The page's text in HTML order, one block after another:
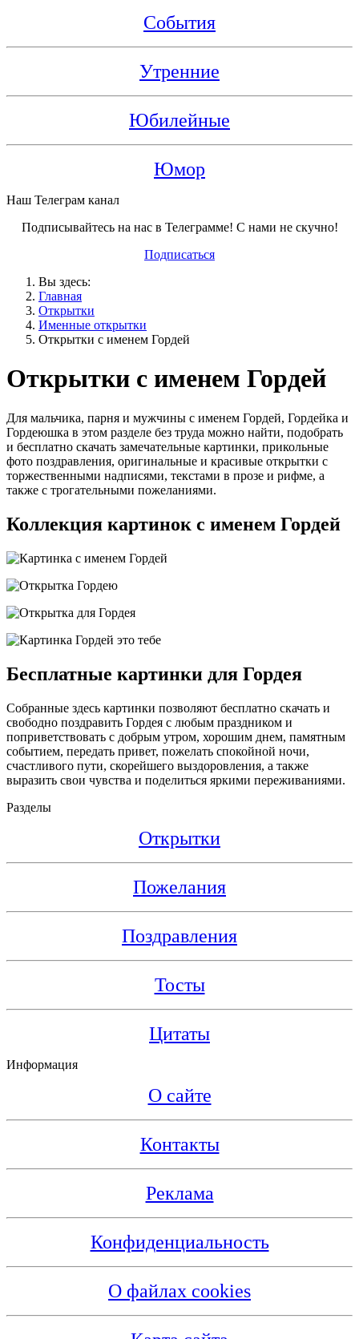
События
Утренние
Юбилейные
Юмор
Наш Телеграм канал
Подписывайтесь на нас в Телеграмме! С нами не скучно!
Подписаться
Вы здесь:
Главная
Открытки
Именные открытки
Открытки с именем Гордей
Открытки с именем Гордей
Для мальчика, парня и мужчины с именем Гордей, Гордейка и
Гордеюшка в этом разделе без труда можно найти, подобрать
и бесплатно скачать замечательные картинки, прикольные
фото поздравления, оригинальные и красивые открытки с
торжественными надписями, текстами в прозе и рифме, а
также с трогательными пожеланиями.
Коллекция картинок с именем Гордей
Бесплатные картинки для Гордея
Собранные здесь картинки позволяют бесплатно скачать и
свободно поздравить Гордея с любым праздником и
поприветствовать с добрым утром, хорошим днем, памятным
событием, передать привет, пожелать спокойной ночи,
счастливого пути, скорейшего выздоровления, а также
выразить свои чувства и поделиться яркими переживаниями.
Разделы
Открытки
Пожелания
Поздравления
Тосты
Цитаты
Информация
О сайте
Контакты
Реклама
Конфиденциальность
О файлах cookies